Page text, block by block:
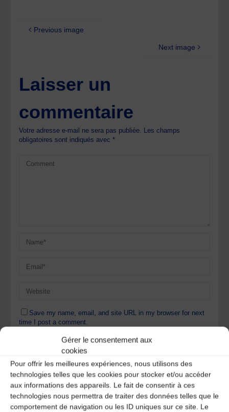
Gérer le consentement aux
cookies
Pour offrir les meilleures expériences, nous utilisons des
technologies telles que les cookies pour stocker et/ou accéder
aux informations des appareils. Le fait de consentir à ces
technologies nous permettra de traiter des données telles que le
comportement de navigation ou les ID uniques sur ce site. Le
Previous image
Next image
Laisser un
commentaire
Votre adresse e-mail ne sera pas publiée. Les champs
obligatoires sont indiqués avec*
Save my name, email, and site URL in my browser for next
time I post a comment.
Ce site utilise Akismet pour réduire les indésirables.En
savoir plus sur la façon dont les données de vos
commentaires sont traitées